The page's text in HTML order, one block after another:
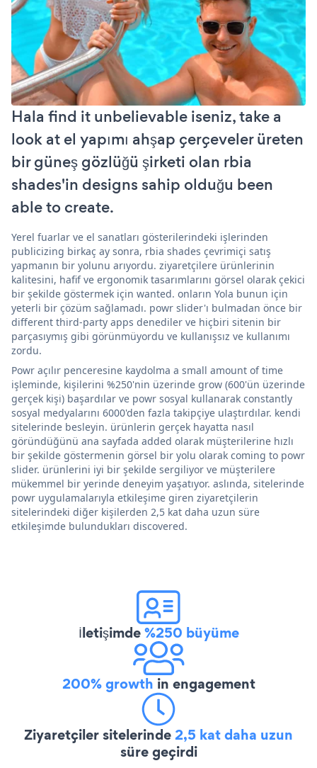
Hala find it unbelievable iseniz, take a
look at el yapımı ahşap çerçeveler üreten
bir güneş gözlüğü şirketi olan rbia
shades'in designs sahip olduğu been
able to create.
Yerel fuarlar ve el sanatları gösterilerindeki işlerinden
publicizing birkaç ay sonra, rbia shades çevrimiçi satış
yapmanın bir yolunu arıyordu. ziyaretçilere ürünlerinin
kalitesini, hafif ve ergonomik tasarımlarını görsel olarak çekici
bir şekilde göstermek için wanted. onların Yola bunun için
yeterli bir çözüm sağlamadı. powr slider'ı bulmadan önce bir
different third-party apps denediler ve hiçbiri sitenin bir
parçasıymış gibi görünmüyordu ve kullanışsız ve kullanımı
zordu.
Powr açılır penceresine kaydolma a small amount of time
işleminde, kişilerini %250'nin üzerinde grow (600'ün üzerinde
gerçek kişi) başardılar ve powr sosyal kullanarak constantly
sosyal medyalarını 6000'den fazla takipçiye ulaştırdılar. kendi
sitelerinde besleyin. ürünlerin gerçek hayatta nasıl
göründüğünü ana sayfada added olarak müşterilerine hızlı
bir şekilde göstermenin görsel bir yolu olarak coming to powr
slider. ürünlerini iyi bir şekilde sergiliyor ve müşterilere
mükemmel bir yerinde deneyim yaşatıyor. aslında, sitelerinde
powr uygulamalarıyla etkileşime giren ziyaretçilerin
sitelerindeki diğer kişilerden 2,5 kat daha uzun süre
etkileşimde bulundukları discovered.
İletişimde%250 büyüme
200% growth in engagement
Ziyaretçiler sitelerinde2,5 kat daha uzun
süre geçirdi